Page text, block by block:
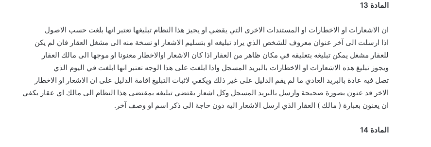
المادة 13
ان الاشعارات او الاخطارات او المستندات الاخرى التي يقضي او يجيز هذا النظام تبليغها تعتبر انها بلغت حسب الاصول
اذا ارسلت الى آخر عنوان معروف للشخص الذي يراد تبليغه او بتسليم الاشعار او نسخة منه الى مشغل العقار فان لم يكن
للعقار مشغل يمكن تبليغه بتعليقه في مكان ظاهر من العقار اذا كان الاشعار اوالاخطار معنونا او موجها الى مالك العقار
ويجوز تبليغ هذه الاشعارات او الاخطارات بالبريد المسجل واذا ابلغت على هذا الوجه تعتبر انها ابلغت في اليوم الذي
تصل فيه عادة بالبريد العادي ما لم يقم الدليل على غير ذلك ويكفي لاثبات التبليغ اقامة الدليل على ان الاشعار او الاخطار
الاخر قد عنون بصورة صحيحة وارسل بالبريد المسجل وكل اشعار يقتضي تبليغه بمقتضى هذا النظام الى مالك اي عقار يكفي
ان يعنون بعبارة ( مالك ) العقار الذي ارسل الاشعار اليه دون حاجة الى ذكر اسم او وصف آخر.
المادة 14